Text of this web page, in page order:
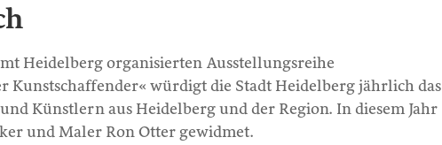
Heidelberg organisierten Ausstellungsreihe
Kunstschaffender« würdigt die Stadt Heidelberg jährlich das
Künstlern aus Heidelberg und der Region. In diesem Jahr
und Maler Ron Otter gewidmet.